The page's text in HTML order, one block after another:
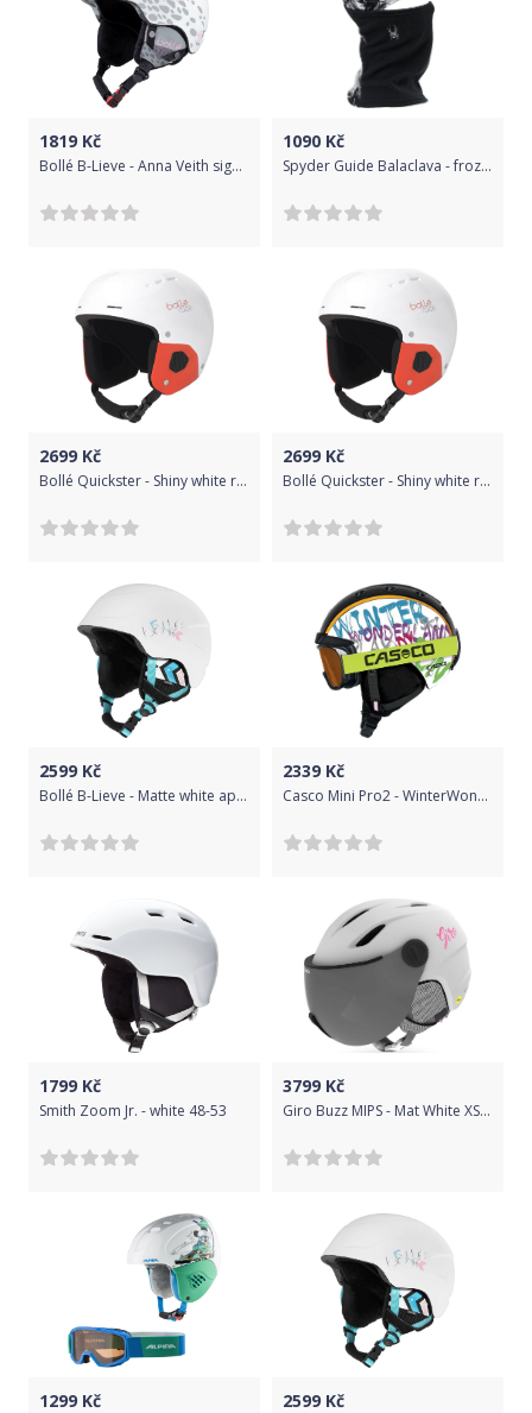
1819 Kč
Bollé B-Lieve - Anna Veith signature series 51-53
1090 Kč
Spyder Guide Balaclava - frozen in time pri uni
2699 Kč
Bollé Quickster - Shiny white red 49-52
2699 Kč
Bollé Quickster - Shiny white red 52-55
2599 Kč
Bollé B-Lieve - Matte white apache 51-53
2339 Kč
Casco Mini Pro2 - WinterWonderland 52-56
1799 Kč
Smith Zoom Jr. - white 48-53
3799 Kč
Giro Buzz MIPS - Mat White XS-(48.5-52)
1299 Kč 2599 Kč